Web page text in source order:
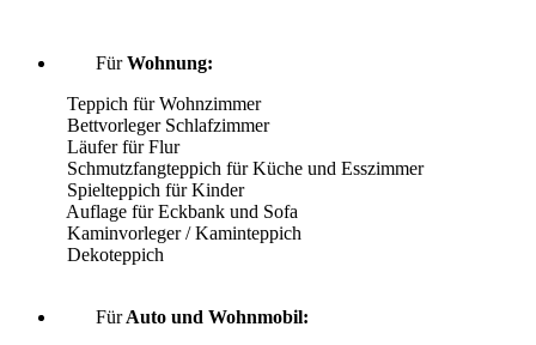
FürWohnung:
Teppich für Wohnzimmer
Bettvorleger Schlafzimmer
Läufer für Flur
Schmutzfangteppich für Küche und Esszimmer
Spielteppich für Kinder
Auflage für Eckbank und Sofa
Kaminvorleger / Kaminteppich
Dekoteppich
FürAuto und Wohnmobil: